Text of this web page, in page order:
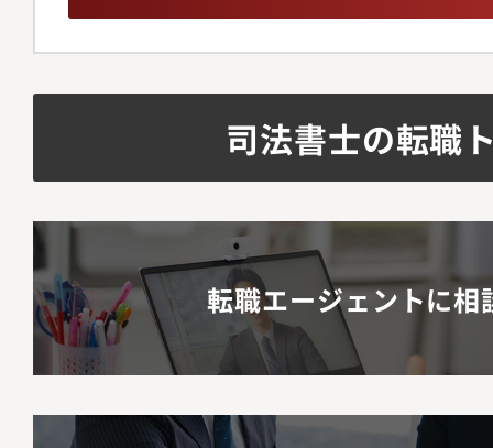
司法書士の転職
転職エージェントに相